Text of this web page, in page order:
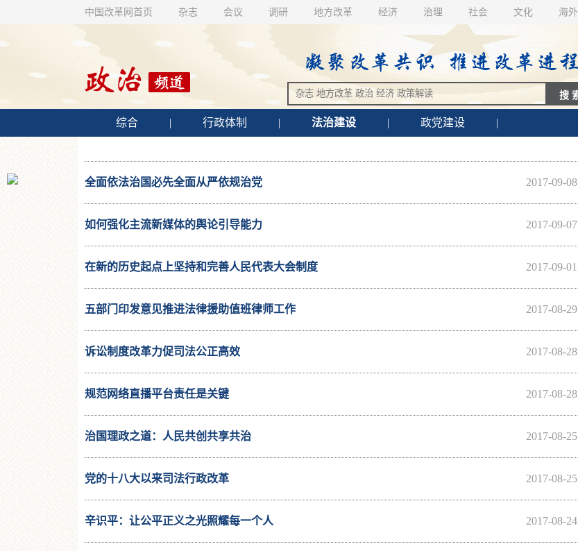
中国改革网首页 杂志 会议 调研 地方改革 经济 治理 社会 文化 海外
综合 | 行政体制 | 法治建设 | 政党建设 |
2017-09-08
全面依法治国必先全面从严依规治党
2017-09-07
如何强化主流新媒体的舆论引导能力
2017-09-01
在新的历史起点上坚持和完善人民代表大会制度
2017-08-29
五部门印发意见推进法律援助值班律师工作
2017-08-28
诉讼制度改革力促司法公正高效
2017-08-28
规范网络直播平台责任是关键
2017-08-25
治国理政之道：人民共创共享共治
2017-08-25
党的十八大以来司法行政改革
2017-08-24
辛识平：让公平正义之光照耀每一个人